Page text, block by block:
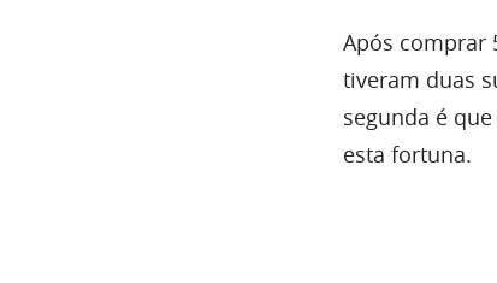
Após comprar
tiveram duas
segunda é
esta fortuna.